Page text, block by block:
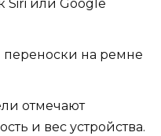
Siri или Google
переноски на ремне
отмечают
и вес устройства.